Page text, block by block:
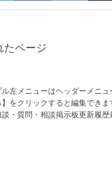
たページ
左メニューはヘッダーメニ
をクリックすると編集できま
・質問・相談掲示板更新履